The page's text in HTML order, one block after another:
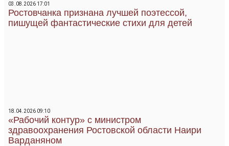
03.08.2026 17:01
Ростовчанка признана лучшей поэтессой,
пишущей фантастические стихи для детей
18.04.2026 09:10
«Рабочий контур» с министром
здравоохранения Ростовской области Наири
Варданяном